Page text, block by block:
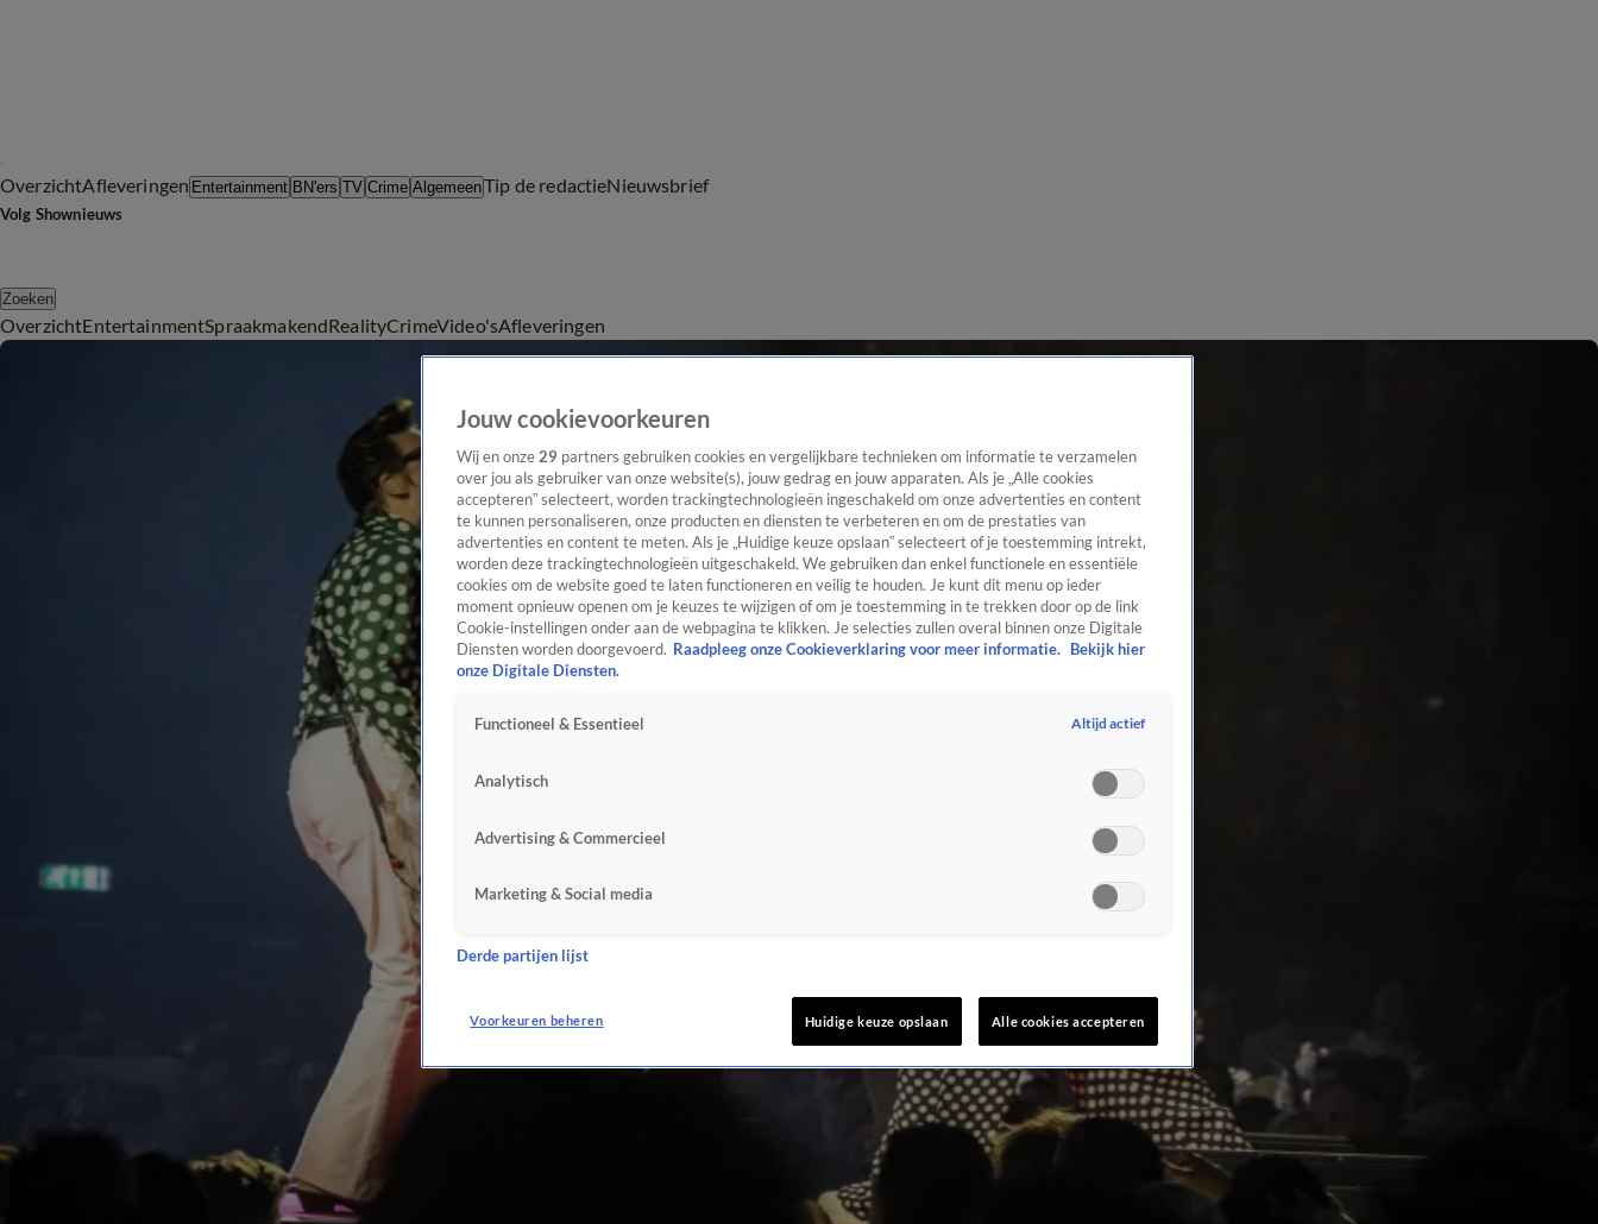
OverzichtAfleveringen Entertainment BN'ers TV Crime AlgemeenTip de redactieNieuwsbrief
Volg Shownieuws
Zoeken
OverzichtEntertainmentSpraakmakendRealityCrimeVideo'sAfleveringen
Jouw cookievoorkeuren
Wij en onze 29 partners gebruiken cookies en vergelijkbare technieken om informatie te verzamelen
over jou als gebruiker van onze website(s), jouw gedrag en jouw apparaten. Als je „Alle cookies
accepteren” selecteert, worden trackingtechnologieën ingeschakeld om onze advertenties en content
te kunnen personaliseren, onze producten en diensten te verbeteren en om de prestaties van
advertenties en content te meten. Als je „Huidige keuze opslaan” selecteert of je toestemming intrekt,
worden deze trackingtechnologieën uitgeschakeld. We gebruiken dan enkel functionele en essentiële
cookies om de website goed te laten functioneren en veilig te houden. Je kunt dit menu op ieder
moment opnieuw openen om je keuzes te wijzigen of om je toestemming in te trekken door op de link
Cookie-instellingen onder aan de webpagina te klikken. Je selecties zullen overal binnen onze Digitale
Diensten worden doorgevoerd. Raadpleeg onze Cookieverklaring voor meer informatie.
Bekijk hier
onze Digitale Diensten.
Functioneel & Essentieel Altijd actief
Analytisch
Advertising & Commercieel
Marketing & Social media
Derde partijen lijst
Voorkeuren beheren Huidige keuze opslaan Alle cookies accepteren